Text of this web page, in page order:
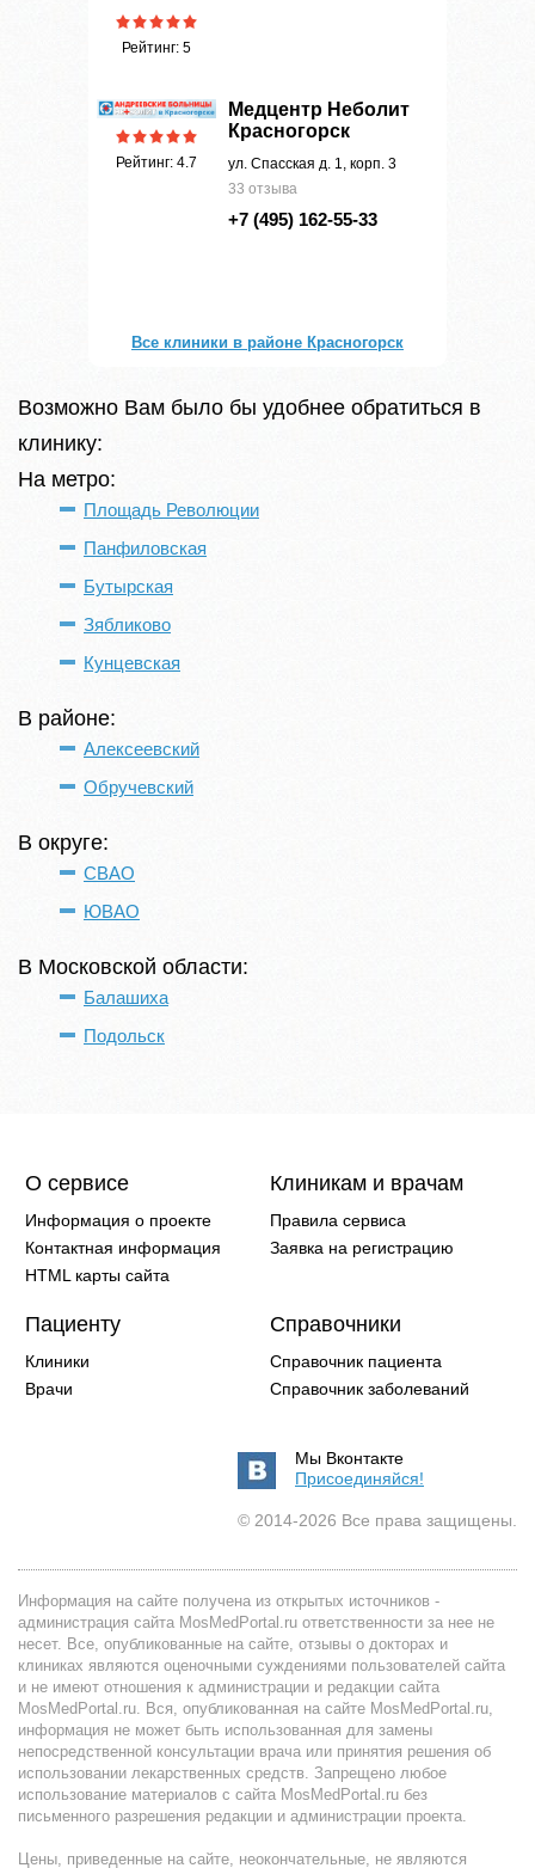
Рейтинг: 5
Рейтинг: 4.7
Медцентр Неболит
Красногорск
ул. Спасская д. 1, корп. 3
33 отзыва
+7 (495) 162-55-33
Все клиники в районе Красногорск
Возможно Вам было бы удобнее обратиться в
клинику:
На метро:
Площадь Революции
Панфиловская
Бутырская
Зябликово
Кунцевская
В районе:
Алексеевский
Обручевский
В округе:
СВАО
ЮВАО
В Московской области:
Балашиха
Подольск
О сервисе
Информация о проекте
Контактная информация
HTML карты сайта
Клиникам и врачам
Правила сервиса
Заявка на регистрацию
Пациенту
Клиники
Врачи
Справочники
Справочник пациента
Справочник заболеваний
Мы Вконтакте
Присоединяйся!
© 2014-2026 Все права защищены.
Информация на сайте получена из открытых источников -
администрация сайта MosMedPortal.ru ответственности за нее не
несет. Все, опубликованные на сайте, отзывы о докторах и
клиниках являются оценочными суждениями пользователей сайта
и не имеют отношения к администрации и редакции сайта
MosMedPortal.ru. Вся, опубликованная на сайте MosMedPortal.ru,
информация не может быть использованная для замены
непосредственной консультации врача или принятия решения об
использовании лекарственных средств. Запрещено любое
использование материалов с сайта MosMedPortal.ru без
письменного разрешения редакции и администрации проекта.
Цены, приведенные на сайте, неокончательные, не являются